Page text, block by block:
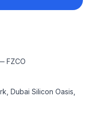
FZCO
Dubai Silicon Oasis,